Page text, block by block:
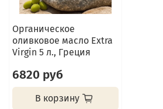
Органическое
оливковое масло Extra
Virgin 5 л., Греция
6820 руб
В корзину